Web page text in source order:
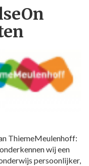
ThiemeMeulenhoff:
wij een
persoonlijker,